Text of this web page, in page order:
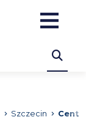
Szczecin